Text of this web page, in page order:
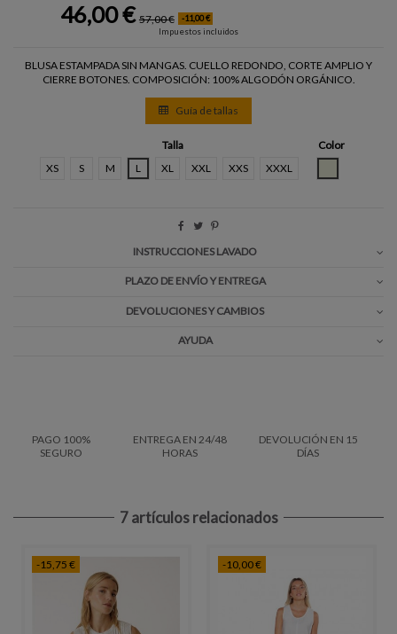
46,00 € 57,00 €
-11,00 €
Impuestos incluidos
BLUSA ESTAMPADA SIN MANGAS. CUELLO REDONDO, CORTE AMPLIO Y
CIERRE BOTONES. COMPOSICIÓN: 100% ALGODÓN ORGÁNICO.
Guía de tallas
Talla
XS
S M L XL XXL XXS XXXL
Color
INSTRUCCIONES LAVADO
PLAZO DE ENVÍO Y ENTREGA
DEVOLUCIONES Y CAMBIOS
AYUDA
PAGO 100%
SEGURO
ENTREGA EN 24/48
HORAS
DEVOLUCIÓN EN 15
DÍAS
7 artículos relacionados
-15,75 € -10,00 €